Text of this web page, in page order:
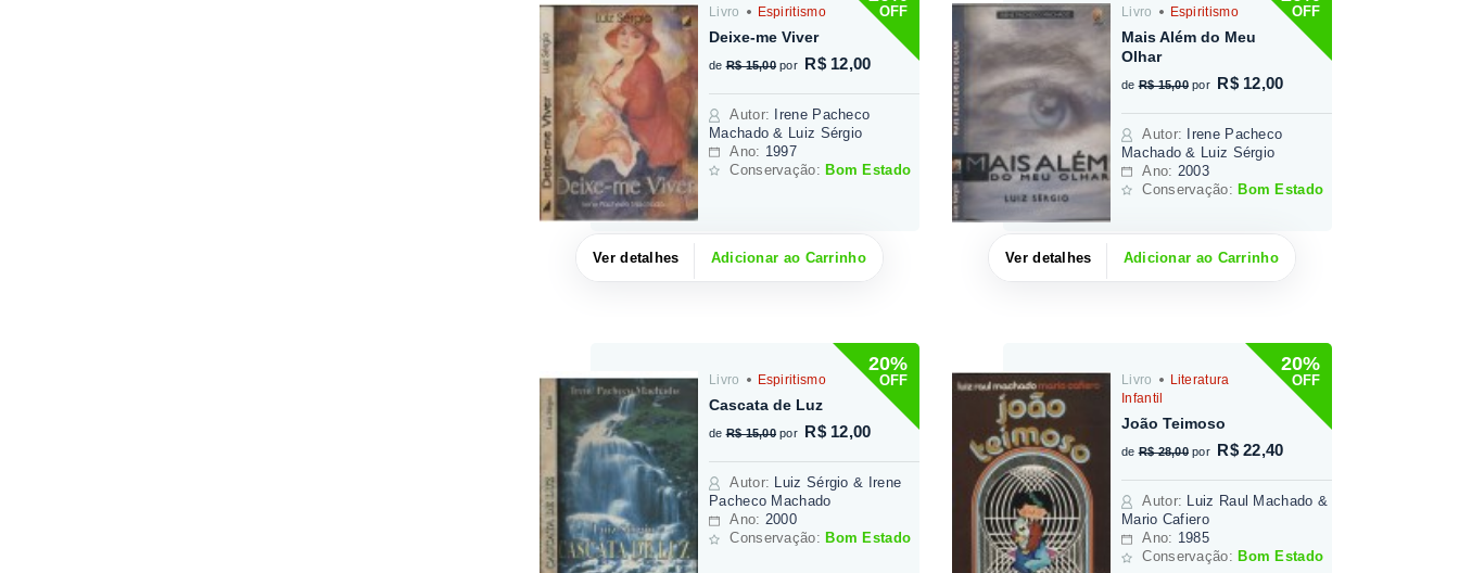
OFF
Livro Espiritismo
Deixe-me Viver
de R$ 15,00 por R$ 12,00
Autor:
Irene Pacheco
Machado & Luiz Sérgio
Ano: 1997
Conservação: Bom Estado
Ver detalhes Adicionar ao Carrinho
OFF
Livro Espiritismo
Mais Além do Meu
Olhar
de R$ 15,00 por R$ 12,00
Autor:
Irene Pacheco
Machado & Luiz Sérgio
Ano: 2003
Conservação: Bom Estado
Ver detalhes Adicionar ao Carrinho
20%
OFF
Livro Espiritismo
Cascata de Luz
de R$ 15,00 por R$ 12,00
Autor: Luiz Sérgio & Irene
Pacheco Machado
Ano: 2000
Conservação: Bom Estado
20%
OFF
Livro
Literatura
Infantil
João Teimoso
de R$ 28,00 por R$ 22,40
Autor: Luiz Raul Machado &
Mario Cafiero
Ano: 1985
Conservação: Bom Estado